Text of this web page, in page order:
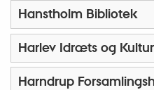
Hanstholm Bibliotek
Harlev Idræts og
Harndrup